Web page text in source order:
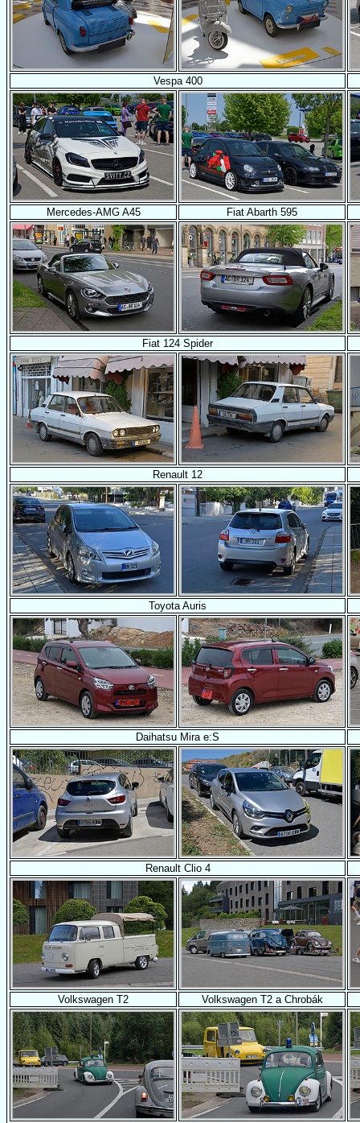
Vespa 400
Mercedes-AMG A45 Fiat Abarth 595
Fiat 124 Spider
Renault 12
Toyota Auris
Daihatsu Mira e:S
Renault Clio 4
Volkswagen T2 Volkswagen T2 a Chrobák